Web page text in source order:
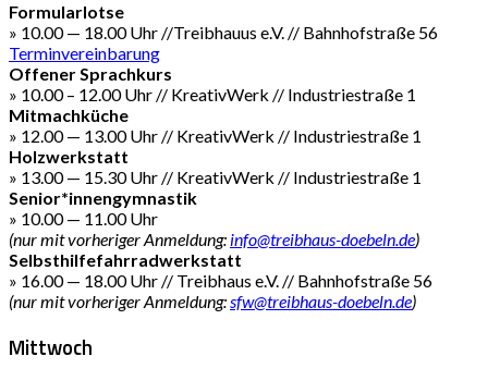
Formularlotse
» 10.00 — 18.00 Uhr //Treibhauus e.V. // Bahnhofstraße 56
Terminvereinbarung
Offener Sprachkurs
» 10.00 – 12.00 Uhr // KreativWerk // Industriestraße 1
Mitmachküche
» 12.00 — 13.00 Uhr // KreativWerk // Industriestraße 1
Holzwerkstatt
» 13.00 — 15.30 Uhr // KreativWerk // Industriestraße 1
Senior*innengymnastik
» 10.00 — 11.00 Uhr
(nur mit vorheriger Anmeldung: info@treibhaus-doebeln.de)
Selbsthilfefahrradwerkstatt
» 16.00 — 18.00 Uhr // Treibhaus e.V. // Bahnhofstraße 56
(nur mit vorheriger Anmeldung:sfw@treibhaus-doebeln.de)
Mittwoch